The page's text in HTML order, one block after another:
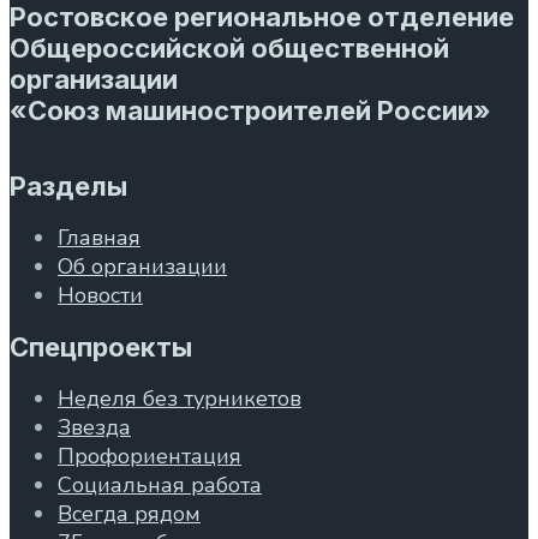
Ростовское региональное отделение
Общероссийской общественной
организации
«Союз машиностроителей России»
Разделы
Главная
Об организации
Новости
Спецпроекты
Неделя без турникетов
Звезда
Профориентация
Социальная работа
Всегда рядом